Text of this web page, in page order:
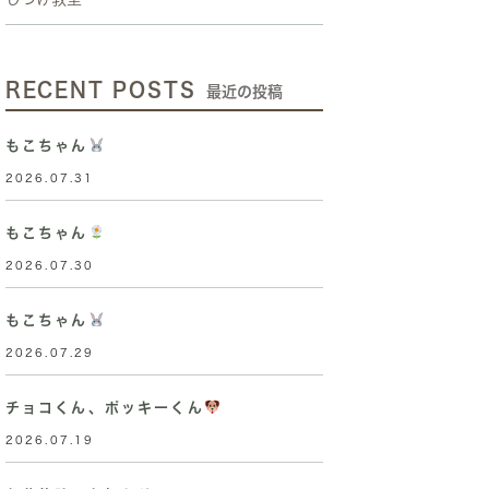
RECENT POSTS 最近の投稿
もこちゃん
2026.07.31
もこちゃん
2026.07.30
もこちゃん
2026.07.29
チョコくん、ポッキーくん
2026.07.19